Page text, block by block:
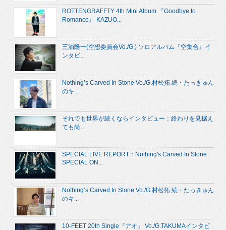
ROTTENGRAFFTY 4th Mini Album 『Goodbye to
Romance』 KAZUO...
三浦隆一(空想委員会Vo./G.) ソロアルバム『空集合』イ
ンタビ...
Nothing’s Carved In Stone Vo./G.村松拓 続・たっきゅん
のキ...
それでも世界が続くならインタビュー：終わりを見据え
ても尚...
SPECIAL LIVE REPORT：Nothing's Carved In Stone
SPECIAL ON...
Nothing’s Carved In Stone Vo./G.村松拓 続・たっきゅん
のキ...
10-FEET 20th Single『アオ』 Vo./G.TAKUMAインタビ